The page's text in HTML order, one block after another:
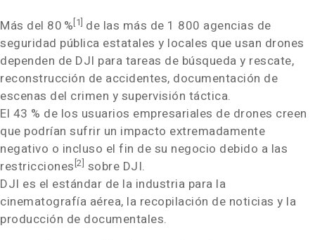
Más del 80 %[1] de las más de 1 800 agencias de
seguridad pública estatales y locales que usan drones
dependen de DJI para tareas de búsqueda y rescate,
reconstrucción de accidentes, documentación de
escenas del crimen y supervisión táctica.
El 43 % de los usuarios empresariales de drones creen
que podrían sufrir un impacto extremadamente
negativo o incluso el fin de su negocio debido a las
restricciones [2] sobre DJI.
DJI es el estándar de la industria para la
cinematografía aérea, la recopilación de noticias y la
producción de documentales.